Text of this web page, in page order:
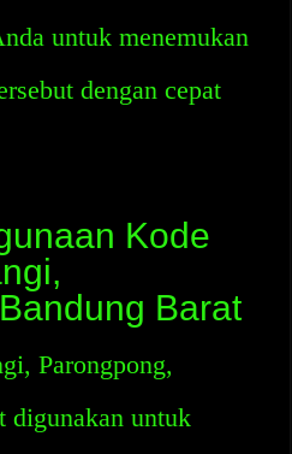
untuk menemukan
dengan cepat
Kode
Barat
Parongpong,
digunakan untuk